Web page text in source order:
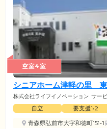
空室4室
シニアホーム津軽の里
株式会社ライフイノベーション サー
自立 要支援1•2
青森県弘前市大字和徳町151-1